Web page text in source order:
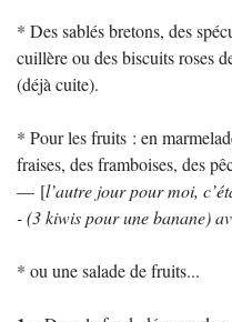
* Des sablés bretons, des
cuillère ou des biscuits roses
(déjà cuite).
* Pour les fruits : en
fraises, des framboises, des
— [l’autre jour pour moi,
- (3 kiwis pour une banane)
* ou une salade de fruits...